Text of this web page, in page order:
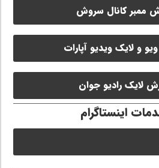
ممبر کانال سروش
و لایک ویدیو آپارات
لایک رادیو جوان
اینستاگرام